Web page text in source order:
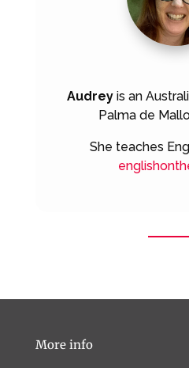
Audreyis an
Palma de
She teaches
More info